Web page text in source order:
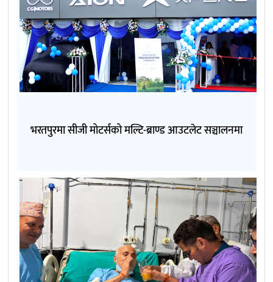
भरतपुरमा सीजी मोटर्सको मल्टि-ब्राण्ड आउटलेट सञ्चालनमा